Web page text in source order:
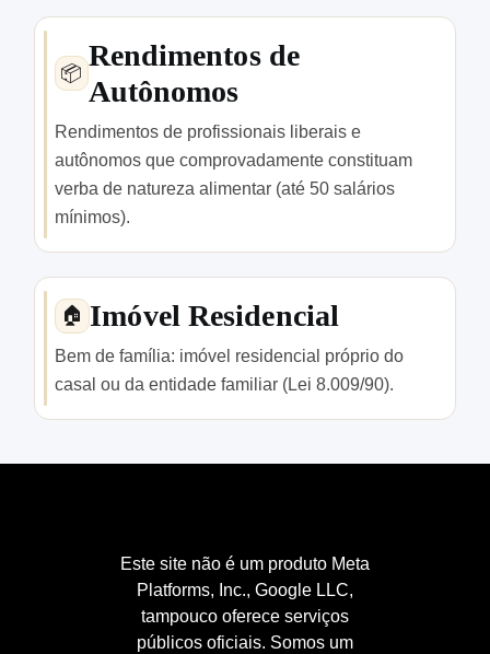
📦
Rendimentos de
Autônomos
Rendimentos de profissionais liberais e
autônomos que comprovadamente constituam
verba de natureza alimentar (até 50 salários
mínimos).
🏠 Imóvel Residencial
Bem de família: imóvel residencial próprio do
casal ou da entidade familiar (Lei 8.009/90).
Este site não é um produto Meta
Platforms, Inc., Google LLC,
tampouco oferece serviços
públicos oficiais. Somos um